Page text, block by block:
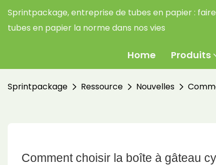
Sprintpackage, entreprise de tubes en papier :
tubes en papier la norme dans nos vies
Home Produits
Sprintpackage Ressource Nouvelles
Comment choisir la boîte à gâteau